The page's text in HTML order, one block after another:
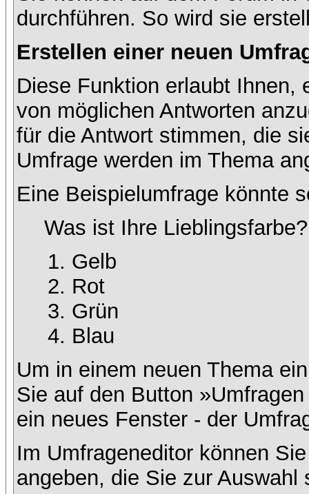
durchführen. So wird sie
Erstellen einer neuen
Diese Funktion erlaubt Ihnen,
von möglichen Antworten
für die Antwort stimmen, die
Umfrage werden im Thema
Eine Beispielumfrage könnte
Was ist Ihre Lieblingsfarbe?
Gelb
Rot
Grün
Blau
Um in einem neuen Thema
Sie auf den Button
ein neues Fenster - der
Im Umfrageneditor können
angeben, die Sie zur Auswahl